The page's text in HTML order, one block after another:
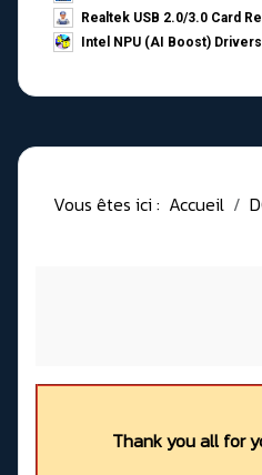
Realtek USB 2.0/3.0 Card
Intel NPU (AI Boost)
Vous êtes ici : Accueil
Thank you all for